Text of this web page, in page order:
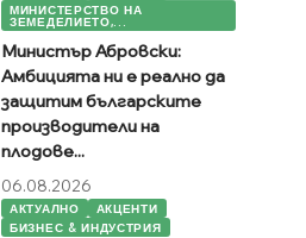
МИНИСТЕРСТВО НА
ЗЕМЕДЕЛИЕТО,...
Министър Абровски:
Амбицията ни е реално да
защитим българските
производители на
плодове...
06.08.2026
АКТУАЛНО
АКЦЕНТИ
БИЗНЕС & ИНДУСТРИЯ